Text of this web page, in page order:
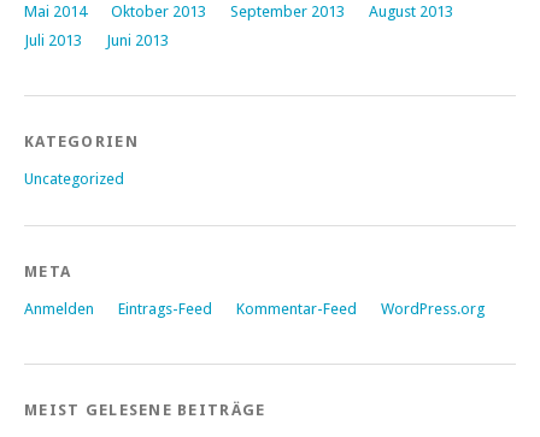
Mai 2014 Oktober 2013 September 2013
August 2013
Juli 2013
Juni 2013
KATEGORIEN
Uncategorized
META
Anmelden Eintrags-Feed Kommentar-Feed WordPress.org
MEIST GELESENE BEITRÄGE